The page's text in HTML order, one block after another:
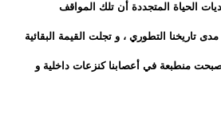
الحياة المتجددة أن تلك المواقف
مدى تاريخنا التطوري ، و تجلت القيمة البقائية
أصبحت منطبعة في أعصابنا كنزعات داخلية و